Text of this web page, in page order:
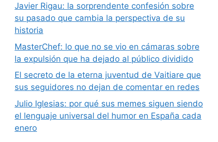
Javier Rigau: la sorprendente confesión sobre
su pasado que cambia la perspectiva de su
historia
MasterChef: lo que no se vio en cámaras sobre
la expulsión que ha dejado al público dividido
El secreto de la eterna juventud de Vaitiare que
sus seguidores no dejan de comentar en redes
Julio Iglesias: por qué sus memes siguen siendo
el lenguaje universal del humor en España cada
enero